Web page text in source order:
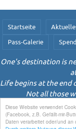
Diese Website verwendet
(Facebook, z.B. Gefällt-mir-
Daten verarbeitet oder/und
Startseite
Pass-Galerie
One's destination is
Life begins at the end
Not all those